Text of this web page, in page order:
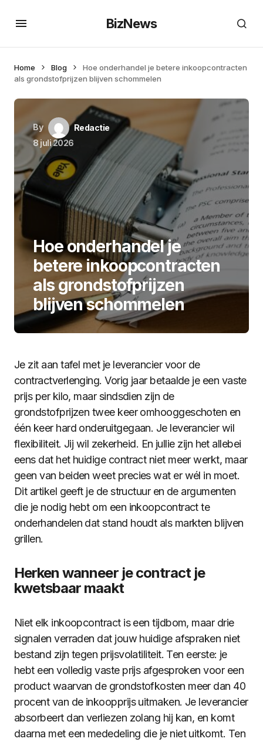
BizNews
Home Blog
Hoe onderhandel je betere inkoopcontracten
als grondstofprijzen blijven schommelen
By
Redactie
8 juli 2026
Hoe onderhandel je
betere inkoopcontracten
als grondstofprijzen
blijven schommelen
Je zit aan tafel met je leverancier voor de
contractverlenging. Vorig jaar betaalde je een vaste
prijs per kilo, maar sindsdien zijn de
grondstofprijzen twee keer omhooggeschoten en
één keer hard onderuitgegaan. Je leverancier wil
flexibiliteit. Jij wil zekerheid. En jullie zijn het allebei
eens dat het huidige contract niet meer werkt, maar
geen van beiden weet precies wat er wél in moet.
Dit artikel geeft je de structuur en de argumenten
die je nodig hebt om een inkoopcontract te
onderhandelen dat stand houdt als markten blijven
grillen.
Herken wanneer je contract je
kwetsbaar maakt
Niet elk inkoopcontract is een tijdbom, maar drie
signalen verraden dat jouw huidige afspraken niet
bestand zijn tegen prijsvolatiliteit. Ten eerste: je
hebt een volledig vaste prijs afgesproken voor een
product waarvan de grondstofkosten meer dan 40
procent van de inkoopprijs uitmaken. Je leverancier
absorbeert dan verliezen zolang hij kan, en komt
daarna met een mededeling die je niet uitkomt. Ten